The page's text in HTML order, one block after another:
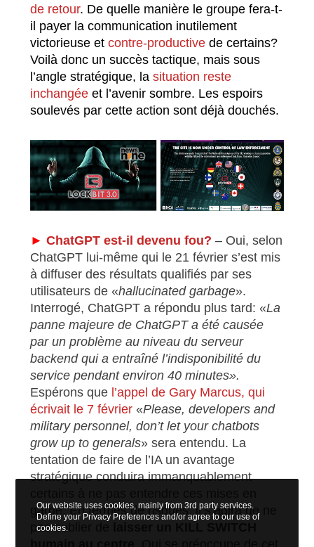
de retour. De quelle manière le groupe fera-t-
il payer la communication inutilement
victorieuse et contre-productivede certains?
Voilà donc un succès tactique, mais sous
l’angle stratégique, la situation reste
inchangéeet l’avenir sombre. Les espoirs
soulevés par cette action sont déjà douchés.
► ChatGPT est-il devenu fou? – Oui, selon
ChatGPT lui-même qui le 21 février s’est mis
à diffuser des résultats qualifiés par ses
utilisateurs de «hallucinated garbage».
Interrogé, ChatGPT a répondu plus tard: «La
panne majeure de ChatGPT a été causée
par un problème au niveau du serveur
backend qui a entraîné l’indisponibilité du
service pendant environ 40 minutes».
Espérons que l’appel de Gary Marcus, qui
écrivait le 7 février«Please, developers and
military personnel, don’t let your chatbots
grow up to generals» sera entendu. La
tentation de faire de l’IA un avantage
stratégique conduira immanquablement
garde. En termes de risques, il s’agira de ne
pas oublier de
Our website uses cookies, mainly from 3rd party services.
Define your Privacy Preferences and/or agree to our use of
cookies.